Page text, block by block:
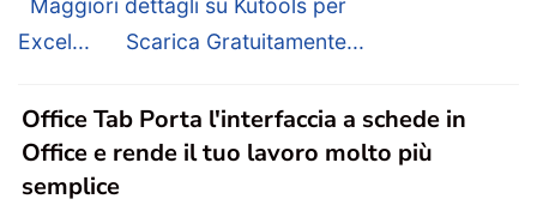
Maggiori dettagli su Kutools per
Excel...
Scarica Gratuitamente...
Office Tab Porta l'interfaccia a schede in
Office e rende il tuo lavoro molto più
semplice